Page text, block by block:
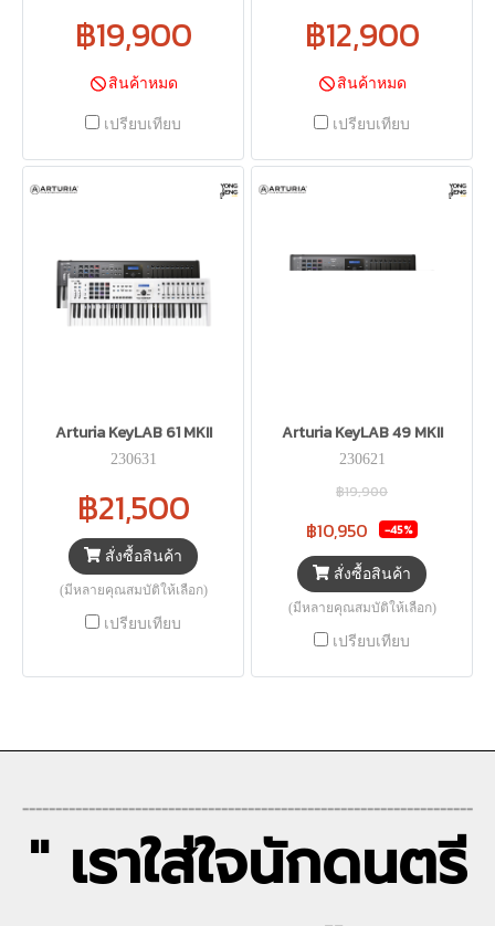
฿19,900
สินค้าหมด
เปรียบเทียบ
฿12,900
สินค้าหมด
เปรียบเทียบ
Arturia KeyLAB 61 MKII
230631
฿21,500
สั่งซื้อสินค้า
(มีหลายคุณสมบัติให้เลือก)
เปรียบเทียบ
Arturia KeyLAB 49 MKII
230621
฿19,900
฿10,950 -45%
สั่งซื้อสินค้า
(มีหลายคุณสมบัติให้เลือก)
เปรียบเทียบ
--------------------------------------------------------------------
" เราใส่ใจนักดนตรี